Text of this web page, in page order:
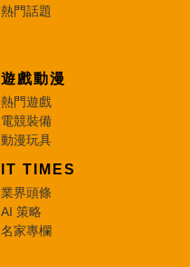
熱門話題
遊戲動漫
熱門遊戲
電競裝備
動漫玩具
IT TIMES
業界頭條
AI 策略
名家專欄